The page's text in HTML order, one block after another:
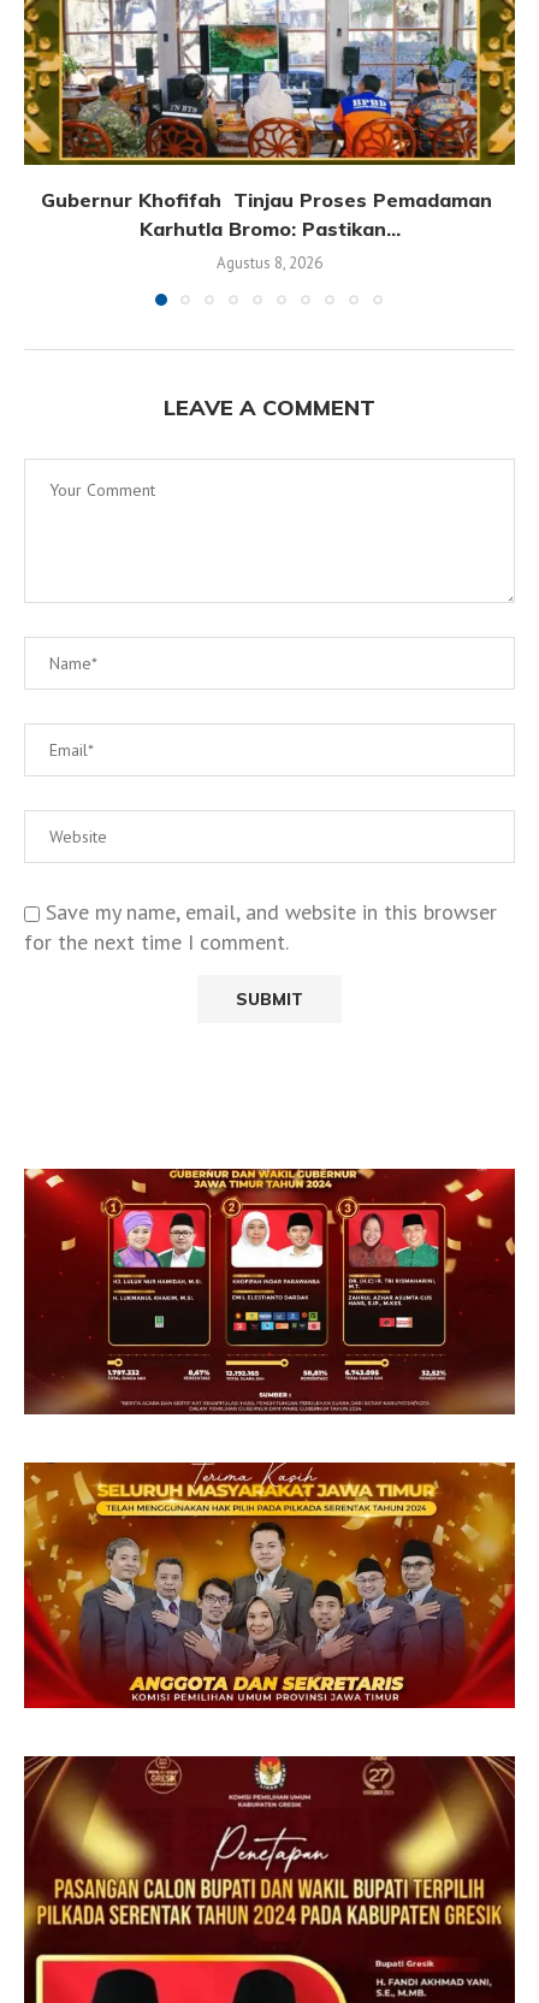
Gubernur Khofifah Tinjau Proses Pemadaman
Karhutla Bromo: Pastikan...
Agustus 8, 2026
LEAVE A COMMENT
Save my name, email, and website in this browser
for the next time I comment.